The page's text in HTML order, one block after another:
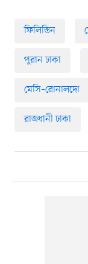
ফিলিস্তিন
পুরান ঢাকা
মেসি–রোনালদো
রাজধানী ঢাকা